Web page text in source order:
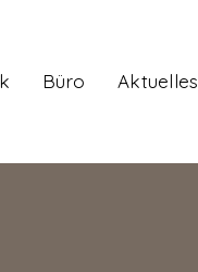
Büro Aktuelles